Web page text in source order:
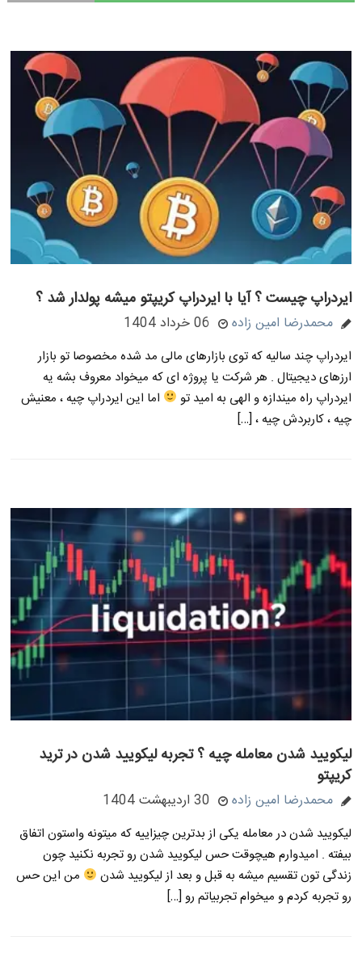
ایردراپ چیست ؟ آیا با ایردراپ کریپتو میشه پولدار شد ؟
محمدرضا امین زاده 06 خرداد 1404
ایردراپ چند سالیه که توی بازارهای مالی مد شده مخصوصا تو بازار
ارزهای دیجیتال . هر شرکت یا پروژه ای که میخواد معروف بشه یه
ایردراپ راه میندازه و الهی به امید تو
اما این ایردراپ چیه ، معنیش
چیه ، کاربردش چیه ، […]
لیکویید شدن معامله چیه ؟ تجربه لیکویید شدن در ترید
کریپتو
محمدرضا امین زاده 30 اردیبهشت 1404
لیکویید شدن در معامله یکی از بدترین چیزاییه که میتونه واستون اتفاق
بیفته . امیدوارم هیچوقت حس لیکویید شدن رو تجربه نکنید چون
زندگی تون تقسیم میشه به قبل و بعد از لیکویید شدن
من این حس
رو تجربه کردم و میخوام تجربیاتم رو […]